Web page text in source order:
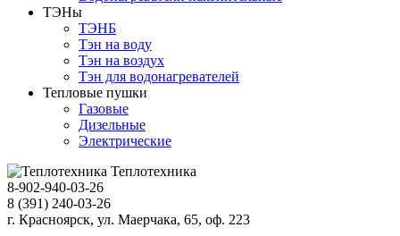
ТЭНы
ТЭНБ
Тэн на воду
Тэн на воздух
Тэн для водонагревателей
Тепловые пушки
Газовые
Дизельные
Электрические
Теплотехника
8-902-940-03-26
8 (391) 240-03-26
г. Красноярск, ул. Маерчака, 65, оф. 223